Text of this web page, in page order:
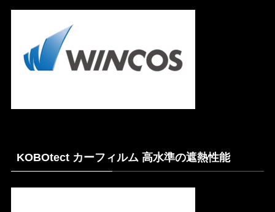
KOBOtect カーフィルム 高水準の遮熱性能